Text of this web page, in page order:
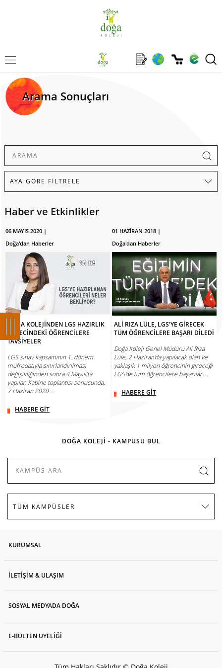
Arama Sonuçları
Haber ve Etkinlikler
06 MAYIS 2020 |
Doğa'dan Haberler
DOĞA KOLEJİNDEN LGS HAZIRLIK
SÜRECİNDEKİ ÖĞRENCİLERE
TAVSİYELER
LGS sınav kapsamının 1. dönem
müfredatıyla sınırlandırılması
değişikliğinden sonra 4 Mayıs’ta
yapılan Kabine toplantısı sonucunda,
7 Haziran 2020 ...
HABERE GİT
01 HAZİRAN 2018 |
Doğa'dan Haberler
ALİ RIZA LÜLE, LGS'YE GİRECEK
TÜM ÖĞRENCİLERE BAŞARI DİLEDİ
Doğa Koleji Genel Müdürü Ali Rıza
Lüle, 2 Haziran'da yapılacak olan ve
yaklaşık 1 milyon öğrencinin gireceği
LGS'de tüm öğrencilere başarılar ...
HABERE GİT
DOĞA KOLEJİ - KAMPÜSÜ BUL
KURUMSAL
İLETİŞİM & ULAŞIM
SOSYAL MEDYADA DOĞA
E-BÜLTEN ÜYELİĞİ